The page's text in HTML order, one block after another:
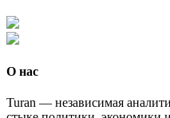
О нас
Turan — независимая